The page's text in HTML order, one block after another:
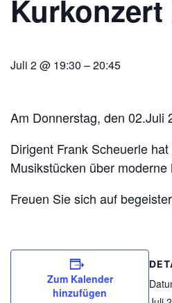
Kurkonzert
Juli 2 @ 19:30 –20:45
Am Donnerstag, den 02.Juli
Dirigent Frank Scheuerle
Musikstücken über
Freuen Sie sich auf
Zum Kalender
hinzufügen